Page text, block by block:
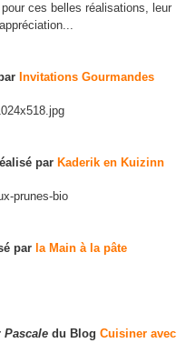
ces belles réalisations, leur
Invitations Gourmandes
par Kaderik en Kuizinn
par la Main à la pâte
Pascale du Blog Cuisiner avec